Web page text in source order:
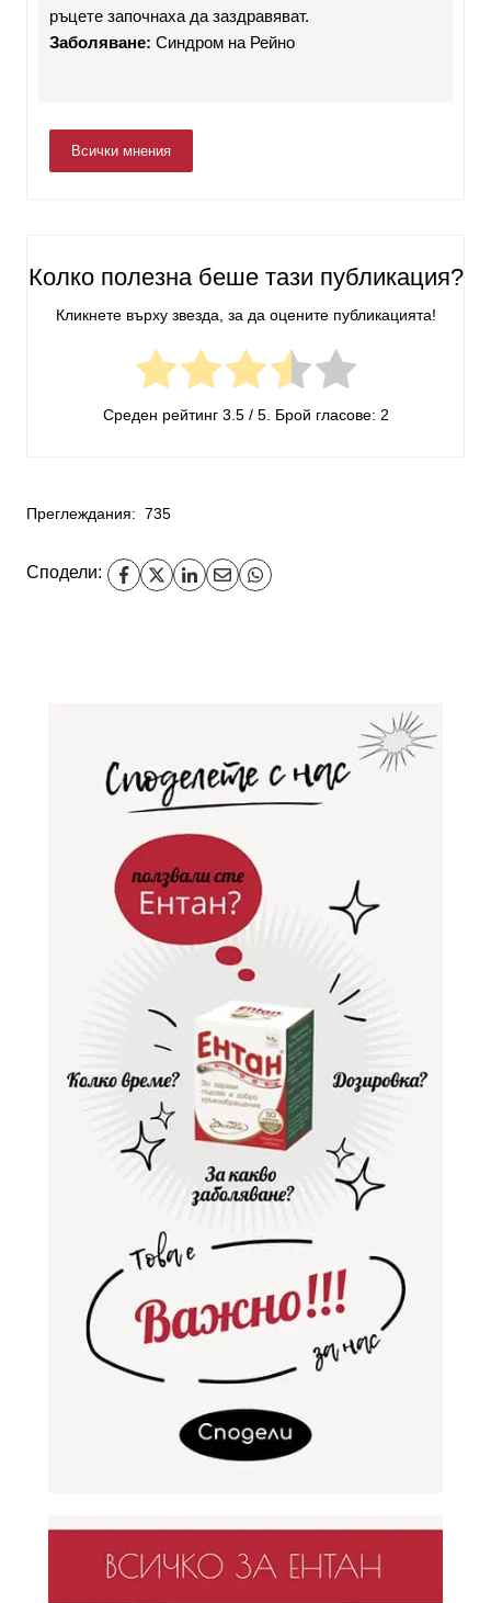
ръцете започнаха да заздравяват.
Заболяване: Синдром на Рейно
Всички мнения
Колко полезна беше тази публикация?
Кликнете върху звезда, за да оцените публикацията!
Среден рейтинг 3.5/ 5. Брой гласове: 2
Преглеждания: 735
Сподели: